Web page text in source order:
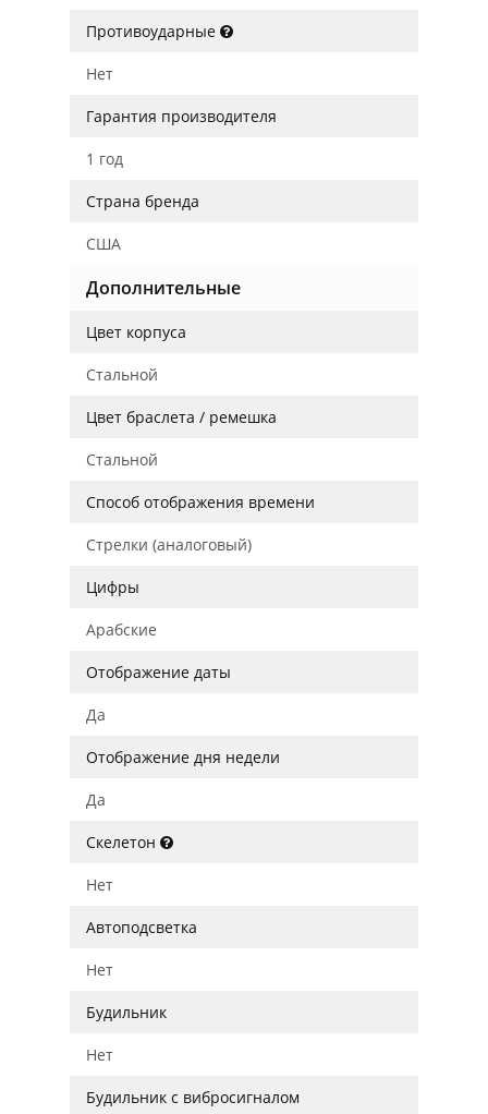
Противоударные
Нет
Гарантия производителя
1 год
Страна бренда
США
Дополнительные
Цвет корпуса
Стальной
Цвет браслета / ремешка
Стальной
Способ отображения времени
Стрелки (аналоговый)
Цифры
Арабские
Отображение даты
Да
Отображение дня недели
Да
Скелетон
Нет
Автоподсветка
Нет
Будильник
Нет
Будильник с вибросигналом